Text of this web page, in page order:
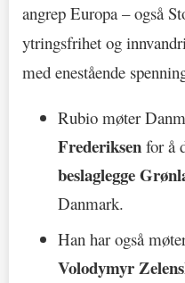
angrep Europa – også
ytringsfrihet og
med enestående
Rubio møter
Frederiksen for å
beslaglegge
Danmark.
Han har også
Volodymyr